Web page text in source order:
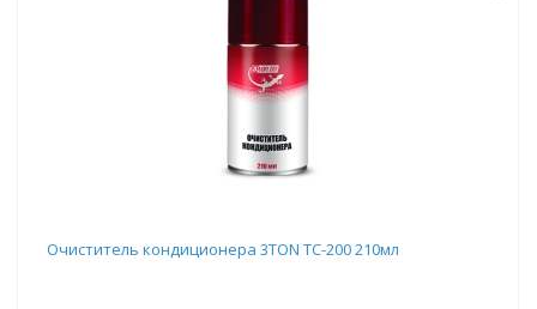
Очиститель кондиционера 3TON ТС-200 210мл